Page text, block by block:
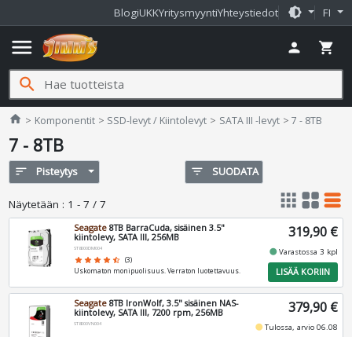
BlogiUKKYritysmyyntiYhteystiedot brightness_medium FI
menu person shopping_cart
search
home Jimms.fi
Komponentit SSD-levyt / Kiintolevyt SATA III -levyt 7 - 8TB
7 - 8TB
sort Pisteytys filter_list SUODATA
Näytetään : 1 - 7 / 7 apps grid_view table_rows
Seagate 8TB BarraCuda, sisäinen 3.5"
kiintolevy, SATA III, 256MB
ST8000DM004
star star star star star_half (3)
Uskomaton monipuolisuus. Verraton luotettavuus.
319,90 €
fiber_manual_recordVarastossa 3 kpl
LISÄÄ KORIIN
Seagate 8TB IronWolf, 3.5" sisäinen NAS-
kiintolevy, SATA III, 7200 rpm, 256MB
ST8000VN004
379,90 €
fiber_manual_recordTulossa, arvio 06.08